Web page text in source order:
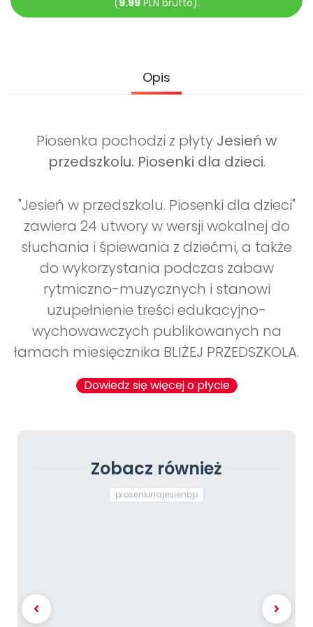
Archiwalne numery
Promocje
Opis
Piosenka pochodzi z płyty Jesień w
przedszkolu. Piosenki dla dzieci.
"Jesień w przedszkolu. Piosenki dla dzieci"
zawiera 24 utwory w wersji wokalnej do
słuchania i śpiewania z dziećmi, a także
do wykorzystania podczas zabaw
rytmiczno-muzycznych i stanowi
uzupełnienie treści edukacyjno-
wychowawczych publikowanych na
łamach miesięcznika BLIŻEJ PRZEDSZKOLA.
Dowiedz się więcej o płycie
Zobacz również
piosenkinajesienbp